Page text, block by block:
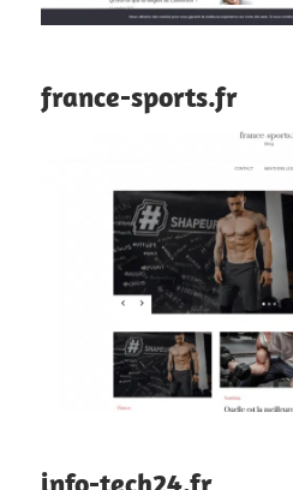
france-sports.fr
info-tech24.fr